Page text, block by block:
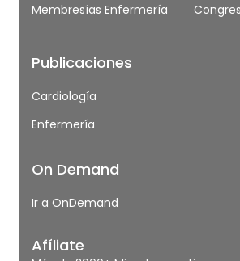
Membresías Enfermería
Publicaciones
Cardiología
Enfermería
On Demand
Ir a OnDemand
Afíliate